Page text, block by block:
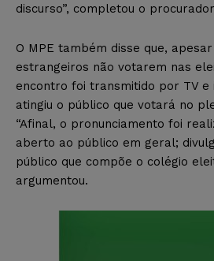
discurso”, completou o
O MPE também disse que,
estrangeiros não votarem nas
encontro foi transmitido por TV e
atingiu o público que votará no
“Afinal, o pronunciamento foi
aberto ao público em geral;
público que compõe o colégio
argumentou.